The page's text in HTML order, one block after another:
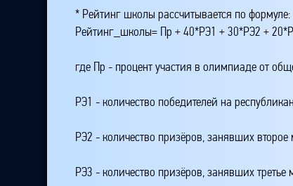
* Рейтинг школы рассчитывается по формуле:
Рейтинг_школы= Пр + 40*РЭ1 + 30*РЭ2 +
где Пр - процент участия в олимпиаде от
РЭ1 - количество победителей на
РЭ2 - количество призёров, занявших второе
РЭ3 - количество призёров, занявших третье